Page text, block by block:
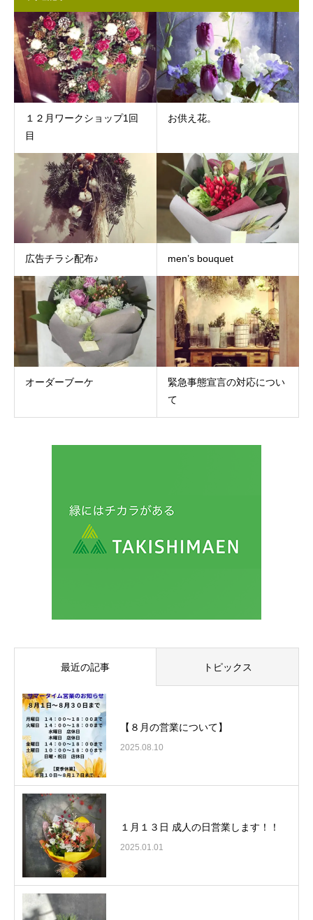
１２月ワークショップ1回
目
お供え花。
広告チラシ配布♪ men’s bouquet
オーダーブーケ
緊急事態宣言の対応につい
て
最近の記事 トピックス
【８月の営業について】
2025.08.10
１月１３日 成人の日営業します！！
2025.01.01